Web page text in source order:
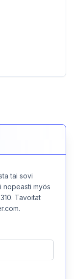
tai sovi
nopeasti myös
Tavoitat